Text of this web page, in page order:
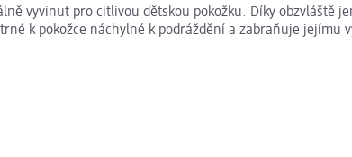
vyvinut pro citlivou dětskou pokožku. Díky
k pokožce náchylné k podráždění a zabraňuje